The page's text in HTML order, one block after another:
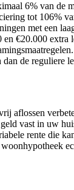
6% van de
tot 106%
met een
€20.000 extra
de reguliere
aflossen
vast in uw
rente die